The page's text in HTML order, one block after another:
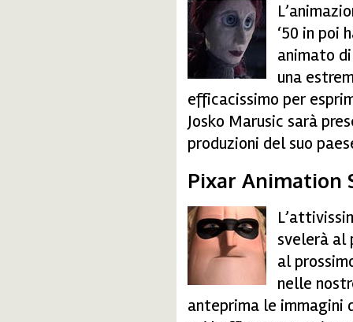
cortomet.jpg‘50 in poi
animato
una
efficacissimo per
Josko Marusic sarà
produzioni del suo
Pixar Animation
pixar1.jpg
svelerà al
al
nelle
anteprima le immagini